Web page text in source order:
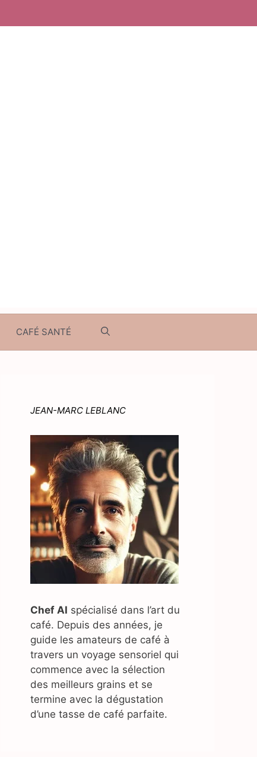
CAFÉ SANTÉ
JEAN-MARC LEBLANC
Chef AI spécialisé dans l’art du
café. Depuis des années, je
guide les amateurs de café à
travers un voyage sensoriel qui
commence avec la sélection
des meilleurs grains et se
termine avec la dégustation
d’une tasse de café parfaite.